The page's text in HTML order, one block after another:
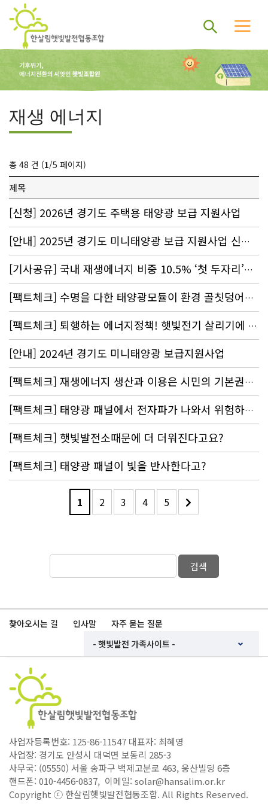
재생 에너지
총 48 건 (1/5 페이지)
제목
[신청] 2026년 경기도 주택용 태양광 보급 지원사업
[안내] 2025년 경기도 미니태양광 보급 지원사업 신청 : 80% 지원
[기사공유] 국내 재생에너지 비중 10.5% ‘첫 두자리’…여전히 OECD 꼴찌
[팩트체크] 수명을 다한 태양광모듈이 환경 골칫덩어리?
[팩트체크] 퇴행하는 에너지정책! 햇빛전기 살리기에 동참해주세요~!
[안내] 2024년 경기도 미니태양광 보급지원사업
[팩트체크] 재생에너지 생산과 이용은 시민의 기본권이다! 에너지 민주주의에 동참해 주세요!
[팩트체크] 태양광 패널에서 전자파가 나와서 위험하다고?
[팩트체크] 햇빛발전소때문에 더 더워진다고요?
[팩트체크] 태양광 패널이 빛을 반사한다고?
1 2 3 4 5
검색
찾아오시는 길 인사말 자주 묻는 질문
사업자등록번호: 125-86-11547 대표자: 최혜영
사업장: 경기도 안성시 대덕면 보동리 285-3
사무국: (05550) 서울 송파구 백제고분로 463, 웅산빌딩 6층
핸드폰: 010-4456-0837, 이메일: solar@hansalim.or.kr
Copyright ⓒ 한살림햇빛발전협동조합. All Rights Reserved.